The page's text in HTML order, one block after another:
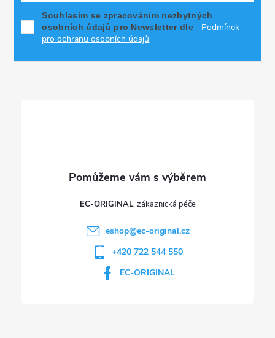
í
p
r
Souhlasím se zpracováním nezbytných
osobních údajů pro Newsletter dle
Podmínek
pro ochranu osobních údajů
EC-ORIGINAL
eshop@ec-original.cz
+420 722 544 550
EC-ORIGINAL